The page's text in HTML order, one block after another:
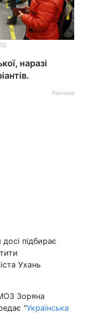
наразі
Реклама
підбирає
Ухань
Зоряна
"Українська